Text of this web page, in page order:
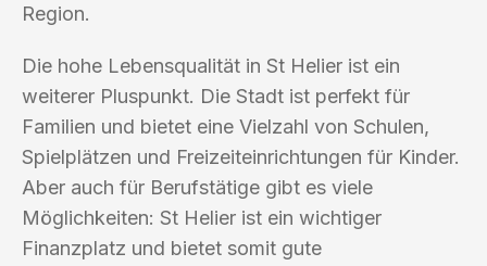
Region.
Die hohe Lebensqualität in St Helier ist ein
weiterer Pluspunkt. Die Stadt ist perfekt für
Familien und bietet eine Vielzahl von Schulen,
Spielplätzen und Freizeiteinrichtungen für Kinder.
Aber auch für Berufstätige gibt es viele
Möglichkeiten: St Helier ist ein wichtiger
Finanzplatz und bietet somit gute